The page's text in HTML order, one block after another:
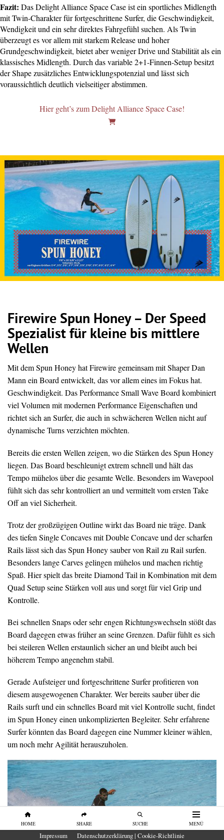
HOME SHARE SUCHE MENÜ
Fazit: Das Delight Alliance Space Case ist ein sportliches Midlength
mit Twin-Charakter für fortgeschrittene Surfer, die Geschwindigkeit,
Wendigkeit und ein sehr direktes Fahrgefühl suchen. Als Twin
überzeugt es vor allem mit starkem Release und hoher
Grundgeschwindigkeit, bietet aber weniger Drive und Stabilität als ein
klassisches Midlength. Durch das variable 2+1-Finnen-Setup besitzt
der Shape zusätzliches Entwicklungspotenzial und lässt sich
voraussichtlich deutlich vielseitiger abstimmen.
Hier geht’s zum Delight Alliance Space Case!
Firewire Spun Honey – Der Speed
Spezialist für kleine bis mittlere
Wellen
Mit dem Spun Honey hat Firewire gemeinsam mit Shaper Dan
Mann ein Board entwickelt, das vor allem eines im Fokus hat.
Geschwindigkeit. Das Performance Small Wave Board kombiniert
viel Volumen mit modernen Performance Eigenschaften und
richtet sich an Surfer, die auch in schwächeren Wellen nicht auf
dynamische Turns verzichten möchten.
Bereits die ersten Wellen zeigen, wo die Stärken des Spun Honey
liegen. Das Board beschleunigt extrem schnell und hält das
Tempo mühelos über die gesamte Welle. Besonders im Wavepool
fühlt sich das sehr kontrolliert an und vermittelt vom ersten Take
Off an viel Sicherheit.
Trotz der großzügigen Outline wirkt das Board nie träge. Dank
des tiefen Single Concaves mit Double Concave und der scharfen
Rails lässt sich das Spun Honey sauber von Rail zu Rail surfen.
Besonders lange Carves gelingen mühelos und machen richtig
Spaß. Hier spielt das breite Diamond Tail in Kombination mit dem
Quad Setup seine Stärken voll aus und sorgt für viel Grip und
Kontrolle.
Bei schnellen Snaps oder sehr engen Richtungswechseln stößt das
Board dagegen etwas früher an seine Grenzen. Dafür fühlt es sich
bei steileren Wellen erstaunlich sicher an und bleibt auch bei
höherem Tempo angenehm stabil.
Gerade Aufsteiger und fortgeschrittene Surfer profitieren von
diesem ausgewogenen Charakter. Wer bereits sauber über die
Rails surft und ein schnelles Board mit viel Kontrolle sucht, findet
im Spun Honey einen unkomplizierten Begleiter. Sehr erfahrene
Surfer könnten das Board dagegen eine Nummer kleiner wählen,
um noch mehr Agilität herauszuholen.
Impressum Datenschutzerklärung | Cookie-Richtlinie